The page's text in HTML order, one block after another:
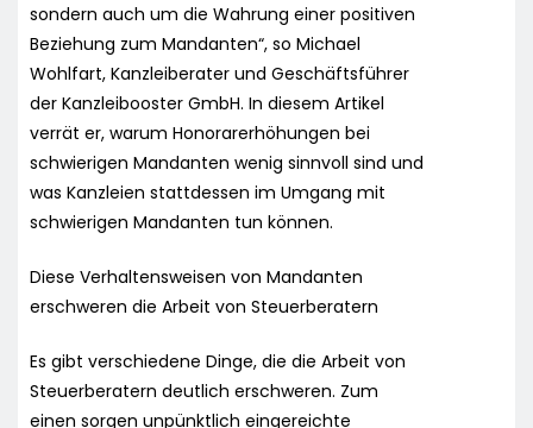
sondern auch um die Wahrung einer positiven
Beziehung zum Mandanten“, so Michael
Wohlfart, Kanzleiberater und Geschäftsführer
der Kanzleibooster GmbH. In diesem Artikel
verrät er, warum Honorarerhöhungen bei
schwierigen Mandanten wenig sinnvoll sind und
was Kanzleien stattdessen im Umgang mit
schwierigen Mandanten tun können.
Diese Verhaltensweisen von Mandanten
erschweren die Arbeit von Steuerberatern
Es gibt verschiedene Dinge, die die Arbeit von
Steuerberatern deutlich erschweren. Zum
einen sorgen unpünktlich eingereichte